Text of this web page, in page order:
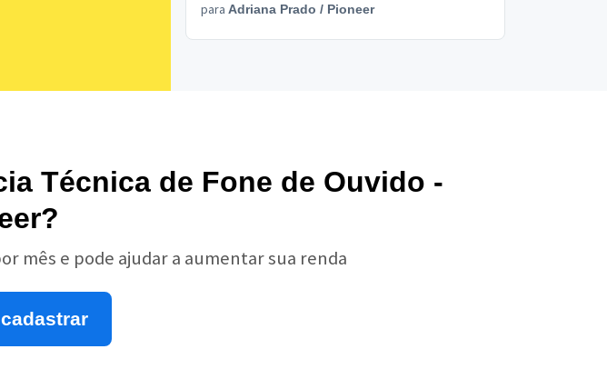
para Adriana Prado / Pioneer
Técnica de Fone de Ouvido -
mês e pode ajudar a aumentar sua renda